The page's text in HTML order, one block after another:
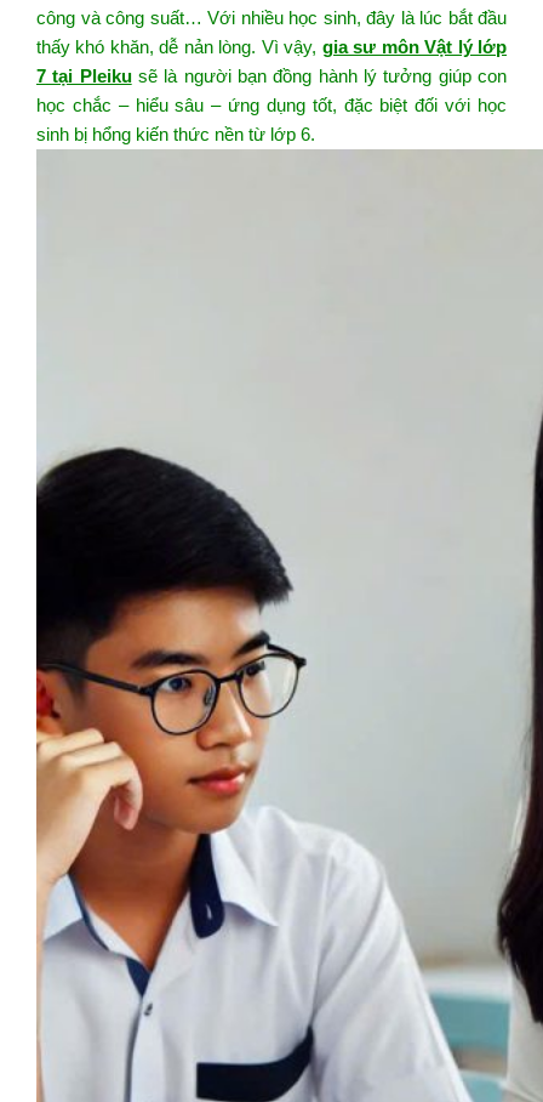
công và công suất… Với nhiều học sinh, đây là lúc bắt đầu
thấy khó khăn, dễ nản lòng. Vì vậy, gia sư môn Vật lý lớp
7 tại Pleikusẽ là người bạn đồng hành lý tưởng giúp con
học chắc – hiểu sâu – ứng dụng tốt, đặc biệt đối với học
sinh bị hổng kiến thức nền từ lớp 6.